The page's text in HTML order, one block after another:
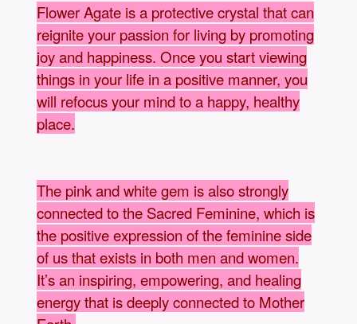
Flower Agate is a protective crystal that can
reignite your passion for living by promoting
joy and happiness. Once you start viewing
things in your life in a positive manner, you
will refocus your mind to a happy, healthy
place.
The pink and white gem is also strongly
connected to the Sacred Feminine, which is
the positive expression of the feminine side
of us that exists in both men and women.
It’s an inspiring, empowering, and healing
energy that is deeply connected to Mother